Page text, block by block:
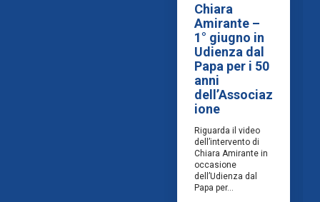
Chiara
Amirante –
1° giugno in
Udienza dal
Papa per i 50
anni
dell’Associaz
ione
Riguarda il video
dell’intervento di
Chiara Amirante in
occasione
dell’Udienza dal
Papa per...